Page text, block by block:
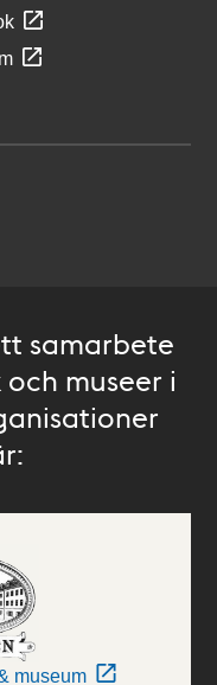
samarbete
museer i
museum